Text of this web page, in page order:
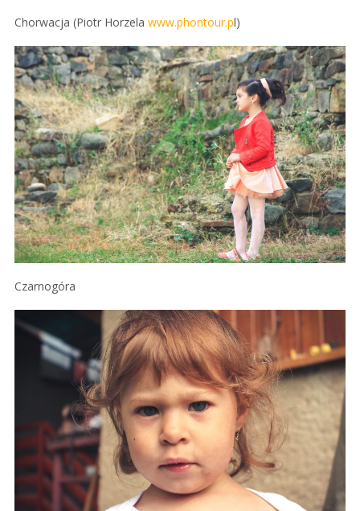
Chorwacja (Piotr Horzela www.phontour.pl)
Czarnogóra